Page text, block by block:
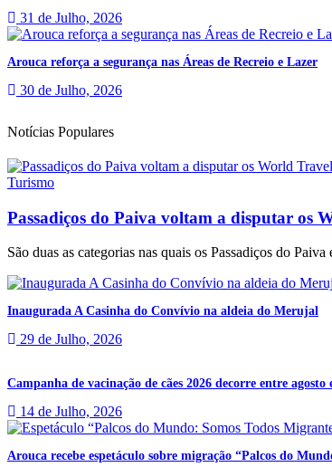
31 de Julho, 2026
Arouca reforça a segurança nas Áreas de Recreio e Lazer
30 de Julho, 2026
Notícias Populares
Turismo
Passadiços do Paiva voltam a disputar os
São duas as categorias nas quais os Passadiços do
Inaugurada A Casinha do Convívio na aldeia do Merujal
29 de Julho, 2026
Campanha de vacinação de cães 2026 decorre entre
14 de Julho, 2026
Arouca recebe espetáculo sobre migração “Palcos do